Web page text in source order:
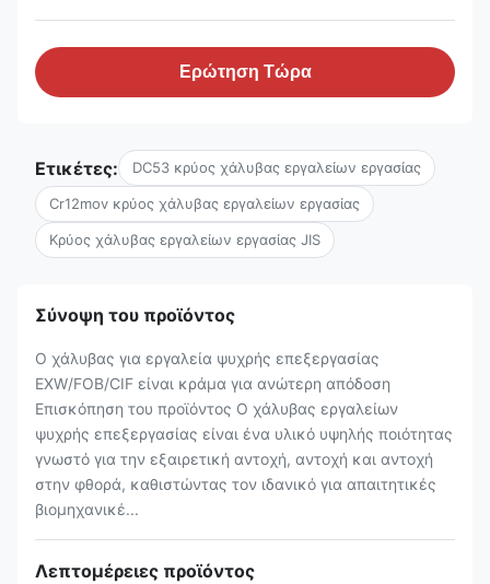
Ερώτηση Τώρα
Ετικέτες: DC53 κρύος χάλυβας εργαλείων εργασίας
Cr12mov κρύος χάλυβας εργαλείων εργασίας
Κρύος χάλυβας εργαλείων εργασίας JIS
Σύνοψη του προϊόντος
Ο χάλυβας για εργαλεία ψυχρής επεξεργασίας
EXW/FOB/CIF είναι κράμα για ανώτερη απόδοση
Επισκόπηση του προϊόντος Ο χάλυβας εργαλείων
ψυχρής επεξεργασίας είναι ένα υλικό υψηλής ποιότητας
γνωστό για την εξαιρετική αντοχή, αντοχή και αντοχή
στην φθορά, καθιστώντας τον ιδανικό για απαιτητικές
βιομηχανικέ...
Λεπτομέρειες προϊόντος